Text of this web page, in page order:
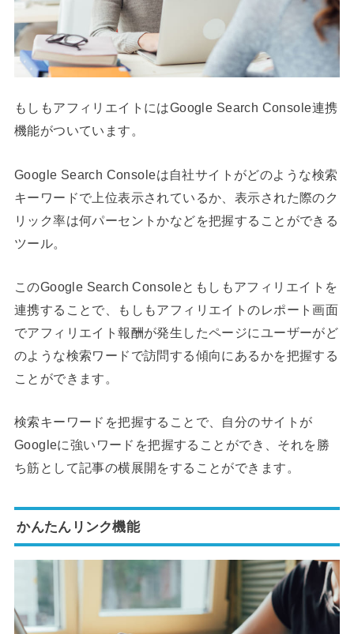
もしもアフィリエイトにはGoogle Search Console連携
機能がついています。
Google Search Consoleは自社サイトがどのような検索
キーワードで上位表示されているか、表示された際のク
リック率は何パーセントかなどを把握することができる
ツール。
このGoogle Search Consoleともしもアフィリエイトを
連携することで、もしもアフィリエイトのレポート画面
でアフィリエイト報酬が発生したページにユーザーがど
のような検索ワードで訪問する傾向にあるかを把握する
ことができます。
検索キーワードを把握することで、自分のサイトが
Googleに強いワードを把握することができ、それを勝
ち筋として記事の横展開をすることができます。
かんたんリンク機能